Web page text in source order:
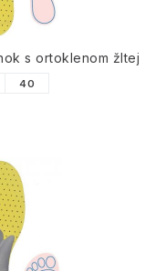
s ortoklenom žltej
40